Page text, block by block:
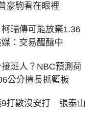
豪駒看在眼裡
瑞傳可能放棄1.36
：交易醞釀中
班人？NBC預測荷
公分擅長抓籃板
9打數沒安打 張泰山